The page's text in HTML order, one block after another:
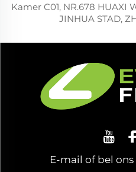
Kamer C01, NR.678 HUAXI
JINHUA STAD,
E-mail of bel